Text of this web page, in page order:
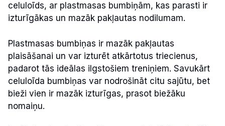
celuloīds, ar plastmasas bumbiņām, kas parasti ir
izturīgākas un mazāk pakļautas nodilumam.
Plastmasas bumbiņas ir mazāk pakļautas
plaisāšanai un var izturēt atkārtotus triecienus,
padarot tās ideālas ilgstošiem treniņiem. Savukārt
celuloīda bumbiņas var nodrošināt citu sajūtu, bet
bieži vien ir mazāk izturīgas, prasot biežāku
nomaiņu.